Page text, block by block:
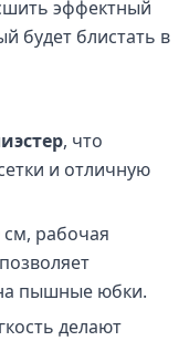
эффектный
будет блистать в
, что
и отличную
см, рабочая
пышные юбки.
делают